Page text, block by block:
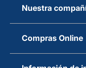
Nuestra
Quiénes somos
Auteco sostenible
Compras Online
¿Dónde está tu